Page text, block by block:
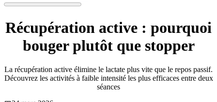
Récupération active : pourquoi
bouger plutôt que stopper
La récupération active élimine le lactate plus vite que le repos passif.
Découvrez les activités à faible intensité les plus efficaces entre deux
séances